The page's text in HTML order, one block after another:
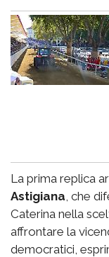
La prima replica
Astigiana , che
Caterina nella
affrontare la
democratici,